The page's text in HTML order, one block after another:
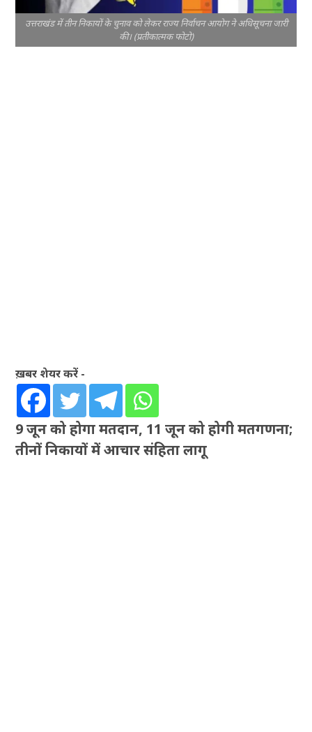
उत्तराखंड में तीन निकायों के चुनाव को लेकर राज्य निर्वाचन आयोग ने अधिसूचना जारी
की। (प्रतीकात्मक फोटो)
ख़बर शेयर करें -
9 जून को होगा मतदान, 11 जून को होगी मतगणना;
तीनों निकायों में आचार संहिता लागू